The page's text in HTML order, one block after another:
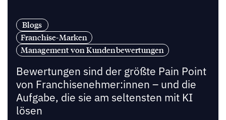
Blogs
Franchise-Marken
Management von Kundenbewertungen
Bewertungen sind der größte Pain Point
von Franchisenehmer:innen – und die
Aufgabe, die sie am seltensten mit KI
lösen